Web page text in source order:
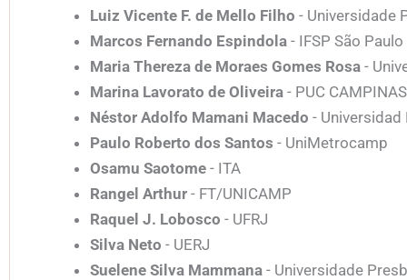
Luiz Vicente F. de Mello Filho - Universidade
Marcos Fernando Espindola - IFSP São Paulo
Maria Thereza de Moraes Gomes Rosa -
Marina Lavorato de Oliveira - PUC CAMPINAS
Néstor Adolfo Mamani Macedo -
Paulo Roberto dos Santos - UniMetrocamp
Osamu Saotome - ITA
Rangel Arthur - FT/UNICAMP
Raquel J. Lobosco - UFRJ
Silva Neto - UERJ
Suelene Silva Mammana - Universidade